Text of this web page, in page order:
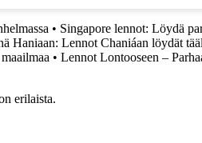
• Singapore lennot: Löydä
Haniaan: Lennot Chaniáan löydät
• Lennot Lontooseen –
erilaista.